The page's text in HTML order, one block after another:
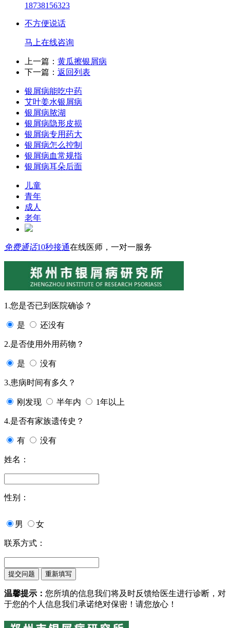
18738156323
不方便说话
马上在线咨询
上一篇： 黄瓜擦银屑病
下一篇： 返回列表
银屑病能吃中药
艾叶姜水银屑病
银屑病脓湖
银屑病隐形皮损
银屑病专用药大
银屑病怎么控制
银屑病血常规指
银屑病耳朵后面
儿童
青年
成人
老年
免费通话10秒接通在线医师，一对一服务
1.您是否已到医院确诊？
是 还没有
2.是否使用外用药物？
是 没有
3.患病时间有多久？
刚发现 半年内 1年以上
4.是否有家族遗传史？
有 没有
姓名：
性别：
男 女
联系方式：
温馨提示： 您所填的信息我们将及时反馈给医生进行诊断，对
于您的个人信息我们承诺绝对保密！请您放心！